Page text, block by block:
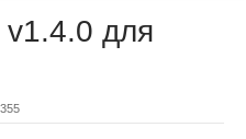
v1.4.0 для